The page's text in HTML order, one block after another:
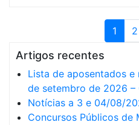
1 2
Artigos recentes
Lista de aposentados
de setembro de 2026 –
Notícias a 3 e 04/08/
Concursos Públicos de